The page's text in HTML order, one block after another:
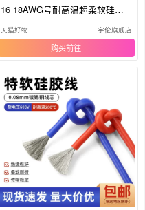
16 18AWG号耐高温超柔软硅胶
线
天猫好物 宇伦旗舰店
购买